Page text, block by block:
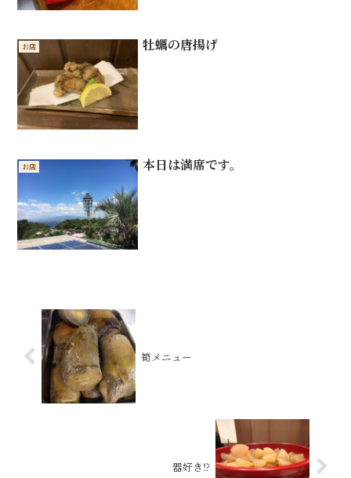
お店 牡蠣の唐揚げ
お店 本日は満席です。
筍メニュー
器好き⁉︎